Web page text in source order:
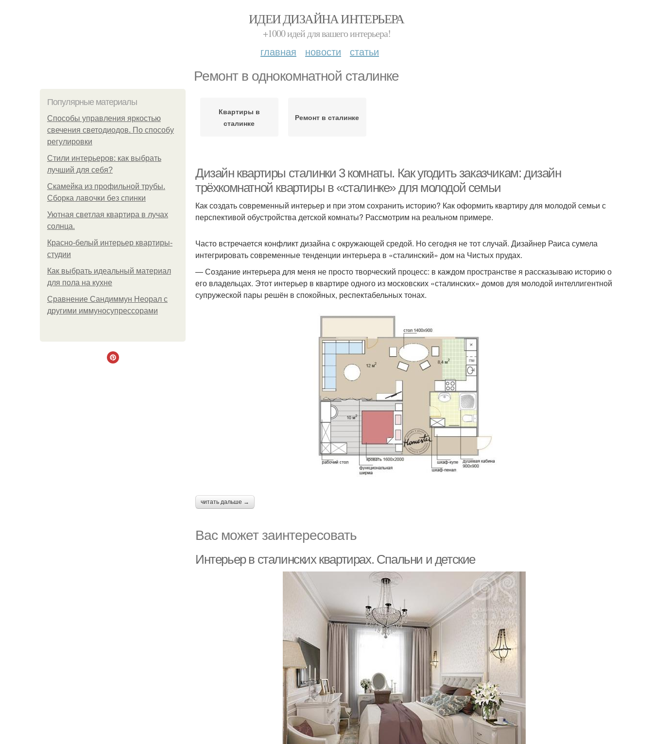
ИДЕИ ДИЗАЙНА ИНТЕРЬЕРА
+1000 идей для вашего интерьера!
главная новости статьи
Ремонт в однокомнатной сталинке
Популярные материалы
Способы управления яркостью
свечения светодиодов. По способу
регулировки
Стили интерьеров: как выбрать
лучший для себя?
Скамейка из профильной трубы.
Сборка лавочки без спинки
Уютная светлая квартира в лучах
солнца.
Красно-белый интерьер квартиры-
студии
Как выбрать идеальный материал
для пола на кухне
Сравнение Сандиммун Неорал с
другими иммуносупрессорами
Квартиры в
сталинке
Ремонт в сталинке
Дизайн квартиры сталинки 3 комнаты. Как угодить заказчикам: дизайн
трёхкомнатной квартиры в «сталинке» для молодой семьи
Как создать современный интерьер и при этом сохранить историю? Как оформить квартиру для молодой семьи с
перспективой обустройства детской комнаты? Рассмотрим на реальном примере.
Часто встречается конфликт дизайна с окружающей средой. Но сегодня не тот случай. Дизайнер Раиса сумела
интегрировать современные тенденции интерьера в «сталинский» дом на Чистых прудах.
— Создание интерьера для меня не просто творческий процесс: в каждом пространстве я рассказываю историю о
его владельцах. Этот интерьер в квартире одного из московских «сталинских» домов для молодой интеллигентной
супружеской пары решён в спокойных, респектабельных тонах.
читать дальше →
Вас может заинтересовать
Интерьер в сталинских квартирах. Спальни и детские